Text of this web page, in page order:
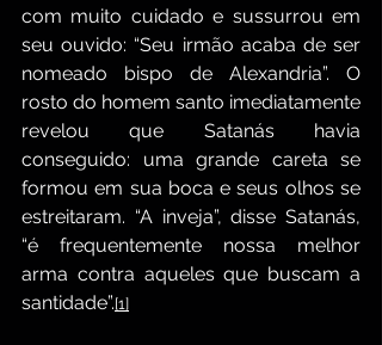
com muito cuidado e sussurrou em
seu ouvido: “Seu irmão acaba de ser
nomeado bispo de Alexandria”. O
rosto do homem santo imediatamente
revelou que Satanás havia
conseguido: uma grande careta se
formou em sua boca e seus olhos se
estreitaram. “A inveja”, disse Satanás,
“é frequentemente nossa melhor
arma contra aqueles que buscam a
santidade”.[1]